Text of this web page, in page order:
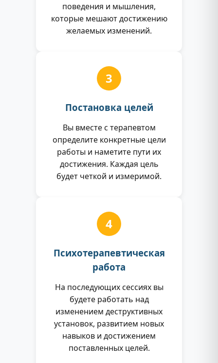
поведения и мышления,
которые мешают достижению
желаемых изменений.
3
Постановка целей
Вы вместе с терапевтом
определите конкретные цели
работы и наметите пути их
достижения. Каждая цель
будет четкой и измеримой.
4
Психотерапевтическая
работа
На последующих сессиях вы
будете работать над
изменением деструктивных
установок, развитием новых
навыков и достижением
поставленных целей.